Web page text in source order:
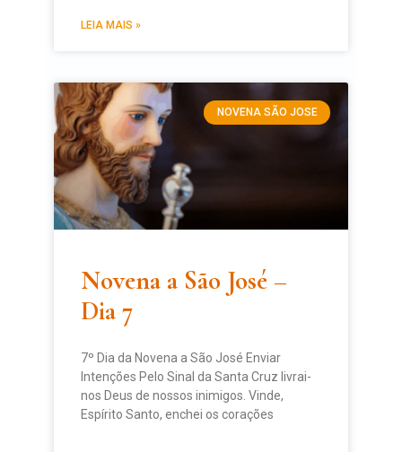
LEIA MAIS »
NOVENA SÃO JOSE
Novena a São José –
Dia 7
7º Dia da Novena a São José Enviar
Intenções Pelo Sinal da Santa Cruz livrai-
nos Deus de nossos inimigos. Vinde,
Espírito Santo, enchei os corações